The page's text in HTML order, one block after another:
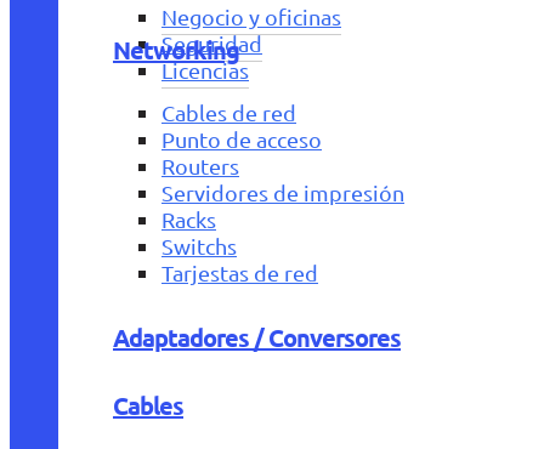
Negocio y oficinas
Seguridad
Licencias
Networking
Cables de red
Punto de acceso
Routers
Servidores de impresión
Racks
Switchs
Tarjestas de red
Adaptadores / Conversores
Cables